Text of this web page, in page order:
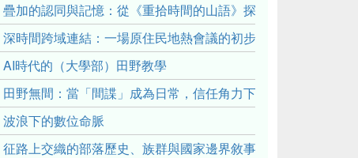
疊加的認同與記憶：從《重拾時間的山語》探討「我們的」立
深時間跨域連結：一場原住民地熱會議的初步觀察
AI時代的（大學部）田野教學
田野無間：當「間諜」成為日常，信任角力下的情感伏流
波浪下的數位命脈
征路上交織的部落歷史、族群與國家邊界敘事： 《路有多長》